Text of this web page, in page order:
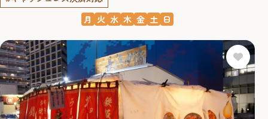
月 火 水 木 金 土 日